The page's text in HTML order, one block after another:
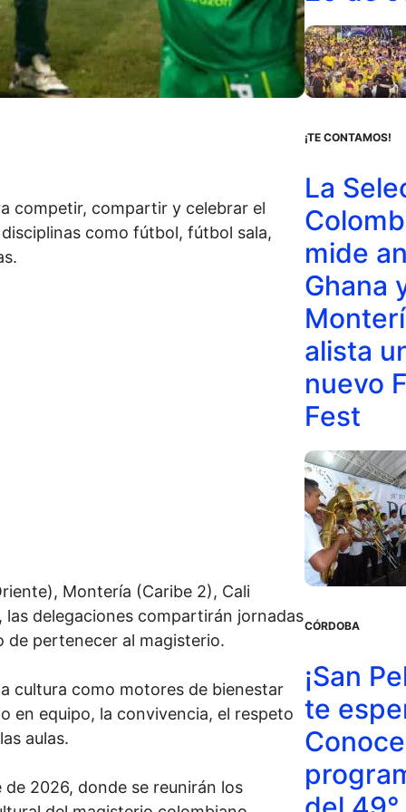
competir, compartir y celebrar el
como fútbol, fútbol sala,
Montería (Caribe 2), Cali
las delegaciones compartirán jornadas
de pertenecer al magisterio.
cultura como motores de bienestar
en equipo, la convivencia, el respeto
aulas.
2026, donde se reunirán los
¡TE CONTAMOS!
La
mide
Ghana
alista
nuevo
Fest
CÓRDOBA
¡San
te